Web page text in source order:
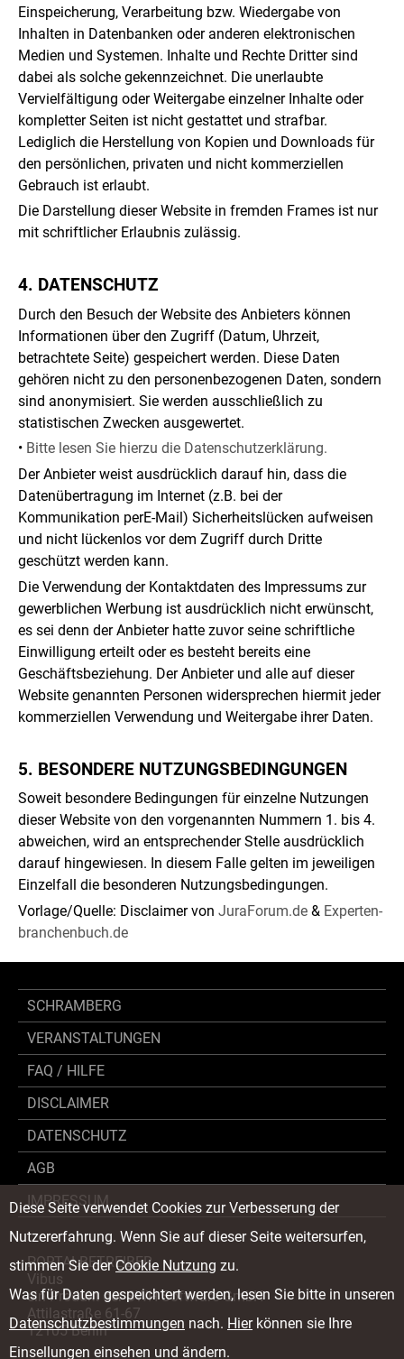
Diese Seite verwendet Cookies zur Verbesserung der
Nutzererfahrung. Wenn Sie auf dieser Seite weitersurfen,
stimmen Sie derCookie Nutzung zu.
Was für Daten gespeichtert werden, lesen Sie bitte in unseren
Datenschutzbestimmungen nach. Hierkönnen sie Ihre
Einsellungen einsehen und ändern.
Einspeicherung, Verarbeitung bzw. Wiedergabe von
Inhalten in Datenbanken oder anderen elektronischen
Medien und Systemen. Inhalte und Rechte Dritter sind
dabei als solche gekennzeichnet. Die unerlaubte
Vervielfältigung oder Weitergabe einzelner Inhalte oder
kompletter Seiten ist nicht gestattet und strafbar.
Lediglich die Herstellung von Kopien und Downloads für
den persönlichen, privaten und nicht kommerziellen
Gebrauch ist erlaubt.
Die Darstellung dieser Website in fremden Frames ist nur
mit schriftlicher Erlaubnis zulässig.
4. DATENSCHUTZ
Durch den Besuch der Website des Anbieters können
Informationen über den Zugriff (Datum, Uhrzeit,
betrachtete Seite) gespeichert werden. Diese Daten
gehören nicht zu den personenbezogenen Daten, sondern
sind anonymisiert. Sie werden ausschließlich zu
statistischen Zwecken ausgewertet.
• Bitte lesen Sie hierzu die Datenschutzerklärung.
Der Anbieter weist ausdrücklich darauf hin, dass die
Datenübertragung im Internet (z.B. bei der
Kommunikation perE-Mail) Sicherheitslücken aufweisen
und nicht lückenlos vor dem Zugriff durch Dritte
geschützt werden kann.
Die Verwendung der Kontaktdaten des Impressums zur
gewerblichen Werbung ist ausdrücklich nicht erwünscht,
es sei denn der Anbieter hatte zuvor seine schriftliche
Einwilligung erteilt oder es besteht bereits eine
Geschäftsbeziehung. Der Anbieter und alle auf dieser
Website genannten Personen widersprechen hiermit jeder
kommerziellen Verwendung und Weitergabe ihrer Daten.
5. BESONDERE NUTZUNGS­BEDINGUNGEN
Soweit besondere Bedingungen für einzelne Nutzungen
dieser Website von den vorgenannten Nummern 1. bis 4.
abweichen, wird an entsprechender Stelle ausdrücklich
darauf hingewiesen. In diesem Falle gelten im jeweiligen
Einzelfall die besonderen Nutzungsbedingungen.
Vorlage/Quelle: Disclaimer von JuraForum.de & Experten-
branchenbuch.de
SCHRAMBERG
VERANSTALTUNGEN
FAQ / HILFE
DISCLAIMER
DATENSCHUTZ
AGB
IMPRESSUM
PORTALBETREIBER
Vibus
ein Produkt der SWH Software GmbH
Attilastraße 61-67
12105 Berlin